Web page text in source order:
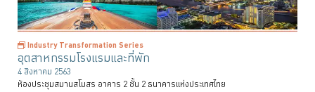
Industry Transformation Series
อุตสาหกรรมโรงแรมและที่พัก
4 สิงหาคม 2563
ห้องประชุมสมานสโมสร อาคาร 2 ชั้น 2 ธนาคารแห่งประเทศไทย